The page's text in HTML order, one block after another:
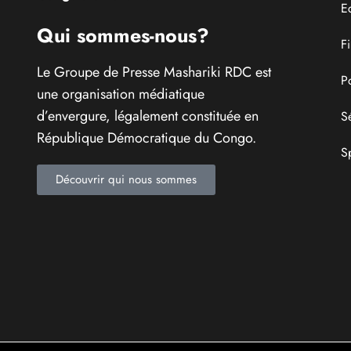
Qui sommes-nous?
Le Groupe de Presse Mashariki RDC est
une organisation médiatique
d’envergure, légalement constituée en
République Démocratique du Congo.
Découvrir qui nous sommes